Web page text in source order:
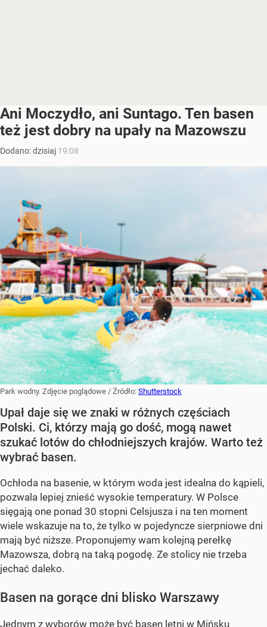
Ani Moczydło, ani Suntago. Ten basen
też jest dobry na upały na Mazowszu
Dodano:dzisiaj 19:08
Park wodny. Zdjęcie poglądowe / Źródło: Shutterstock
Upał daje się we znaki w różnych częściach
Polski. Ci, którzy mają go dość, mogą nawet
szukać lotów do chłodniejszych krajów. Warto też
wybrać basen.
Ochłoda na basenie, w którym woda jest idealna do kąpieli,
pozwala lepiej znieść wysokie temperatury. W Polsce
sięgają one ponad 30 stopni Celsjusza i na ten moment
wiele wskazuje na to, że tylko w pojedyncze sierpniowe dni
mają być niższe. Proponujemy wam kolejną perełkę
Mazowsza, dobrą na taką pogodę. Ze stolicy nie trzeba
jechać daleko.
Basen na gorące dni blisko Warszawy
Jednym z wyborów może być basen letni w Mińsku